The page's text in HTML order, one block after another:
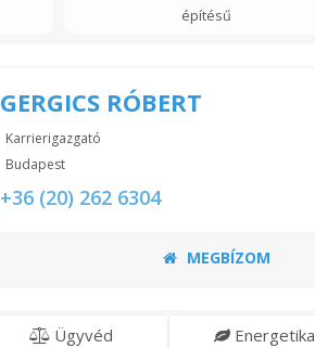
építésű
GERGICS RÓBERT
Karrierigazgató
Budapest
+36 (20) 262 6304
MEGBÍZOM
Ügyvéd Energetika